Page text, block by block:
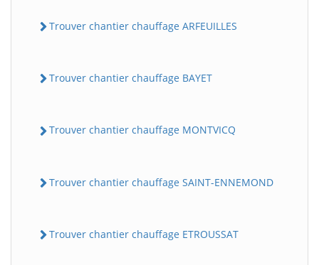
Trouver chantier chauffage ARFEUILLES
Trouver chantier chauffage BAYET
Trouver chantier chauffage MONTVICQ
Trouver chantier chauffage SAINT-ENNEMOND
Trouver chantier chauffage ETROUSSAT